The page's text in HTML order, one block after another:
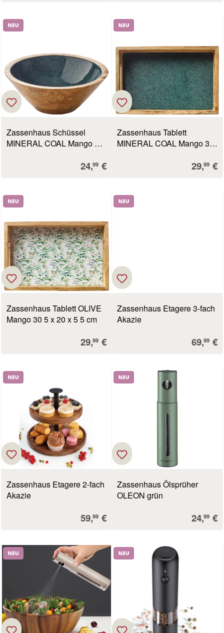
Zassenhaus Schüssel
MINERAL COAL Mango Ø
Verkaufspreis:
24,99 €
Zassenhaus Tablett
MINERAL COAL Mango 30
29,99 €
Zassenhaus Tablett OLIVE
Mango 30 5 x 20 x 5 5 cm
Verkaufspreis:
29,99 €
Zassenhaus Etagere 3-fach
Akazie
69,99 €
Zassenhaus Etagere 2-fach
Akazie
Verkaufspreis:
59,99 €
Zassenhaus Ölsprüher
OLEON grün
24,99 €